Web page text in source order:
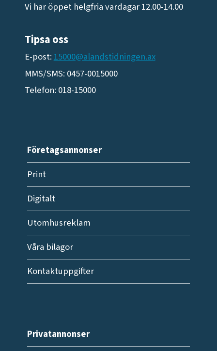
Vi har öppet helgfria vardagar 12.00-14.00
Tipsa oss
E-post: 15000@alandstidningen.ax
MMS/SMS: 0457-0015000
Telefon: 018-15000
Företagsannonser
Print
Digitalt
Utomhusreklam
Våra bilagor
Kontaktuppgifter
Privatannonser